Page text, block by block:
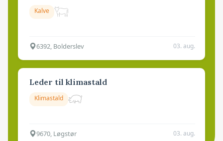
Kalve
6392, Bolderslev 03. aug.
Leder til klimastald
Klimastald
9670, Løgstør 03. aug.